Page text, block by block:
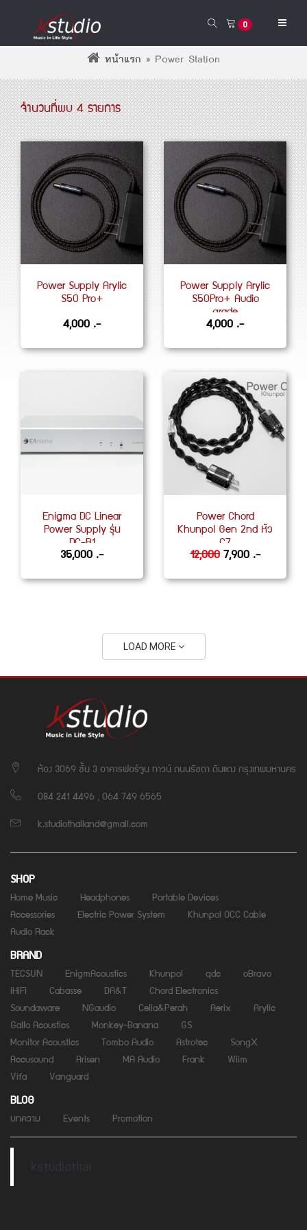
0
หน้าแรก » Power Station
จำนวนที่พบ 4 รายการ
Power Supply Arylic
S50 Pro+
4,000 .-
Power Supply Arylic
S50Pro+ Audio
grade
4,000 .-
Enigma DC Linear
Power Supply รุ่น
DC-B1
35,000 .-
Power Chord
Khunpol Gen 2nd หัว
C7
12,0007,900 .-
LOAD MORE
ห้อง 3069 ชั้น 3 อาคารฟอร์จูน ทาวน์ ถนนรัชดา ดินแดง กรุงเทพมหานคร
084 241 4496 , 064 749 6565
k.studiothailand@gmail.com
SHOP
Home Music Headphones
Portable Devices
Accessories
Electric Power System
Khunpol OCC Cable
Audio Rack
BRAND
TECSUN EnigmAcoustics Khunpol qdc
oBravo
iHiFi
Cabasse DA&T
Chord Electronics
Soundaware
NGaudio Celia&Perah Aerix
Arylic
Gallo Acoustics
Monkey-Banana
GS
Monitor Acoustics
Tombo Audio Astrotec
SongX
Accusound
Arisen MA Audio Frank
Wiim
Vifa
Vanguard
BLOG
บทความ Events Promotion
kstudiothai